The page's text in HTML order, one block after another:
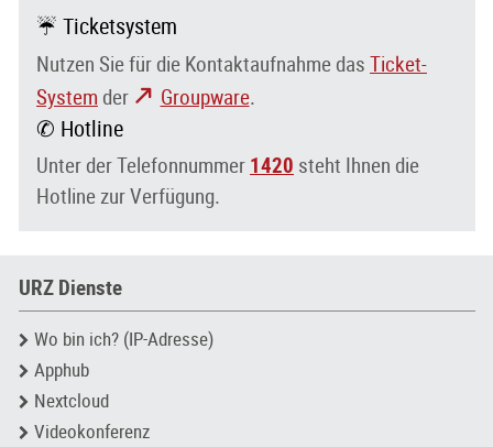
☔ Ticketsystem
Nutzen Sie für die Kontaktaufnahme das Ticket-
System der Groupware.
✆ Hotline
Unter der Telefonnummer 1420 steht Ihnen die
Hotline zur Verfügung.
URZ Dienste
Wo bin ich? (IP-Adresse)
Apphub
Nextcloud
Videokonferenz